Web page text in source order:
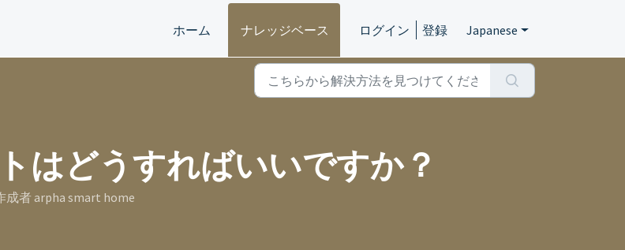
ホーム ナレッジベース ログイン 登録 Japanese
はどうすればいいですか？
成者 arpha smart home